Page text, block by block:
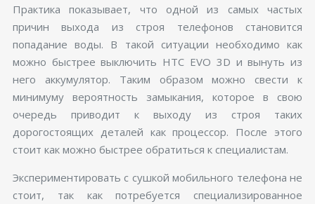
Практика показывает, что одной из самых частых
причин выхода из строя телефонов становится
попадание воды. В такой ситуации необходимо как
можно быстрее выключить HTC EVO 3D и вынуть из
него аккумулятор. Таким образом можно свести к
минимуму вероятность замыкания, которое в свою
очередь приводит к выходу из строя таких
дорогостоящих деталей как процессор. После этого
стоит как можно быстрее обратиться к специалистам.
Экспериментировать с сушкой мобильного телефона не
стоит, так как потребуется специализированное